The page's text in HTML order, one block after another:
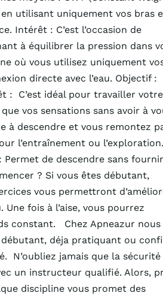
en utilisant uniquement vos bras
Intérêt : C’est l’occasion de
à équilibrer la pression dans
où vous utilisez uniquement
directe avec l’eau. Objectif :
: C’est idéal pour travailler votre
vos sensations sans avoir à
à descendre et vous remontez
l’entraînement ou l’exploration.
de descendre sans fournir
? Si vous êtes débutant,
vous permettront
fois à l’aise, vous pourrez
constant. Chez Apneazur nous
débutant, déja pratiquant ou
N’oubliez jamais que la sécurité
un instructeur qualifié. Alors,
discipline vous promet des